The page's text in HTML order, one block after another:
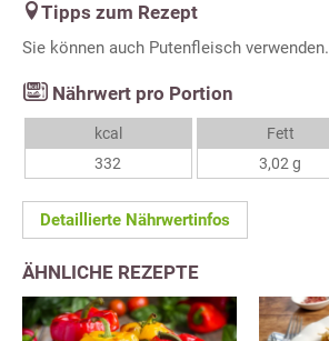
Tipps zum Rezept
Sie können auch Putenfleisch verwenden.
Nährwert pro Portion
kcal
332
Fett
3,02 g
Detaillierte Nährwertinfos
ÄHNLICHE REZEPTE